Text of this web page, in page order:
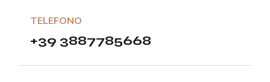
TELEFONO
+39 3887785668